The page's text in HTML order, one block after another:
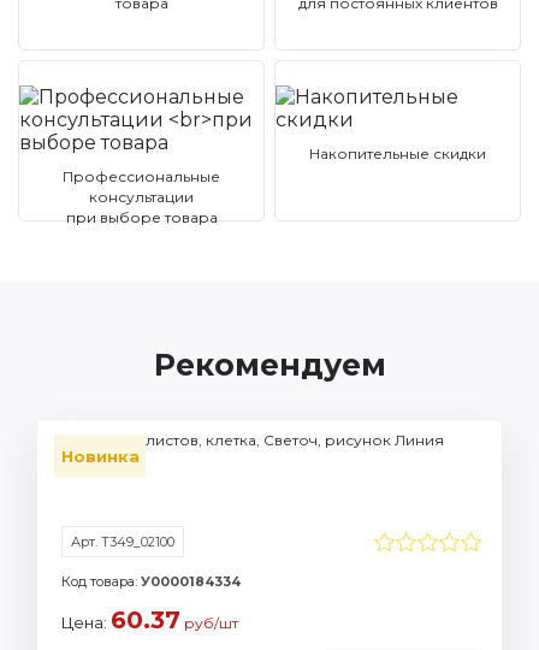
Профессиональные
консультации
при выборе товара
Накопительные скидки
Рекомендуем
Новинка
Тетрадь 48 листов, клетка, Светоч, рисунок Линия
тепла
Арт. Т349_02100
Код товара: У0000184334
Цена: 60.37 руб/шт